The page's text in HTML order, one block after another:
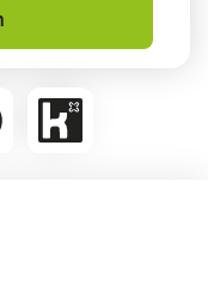
Bikeleasing
auf